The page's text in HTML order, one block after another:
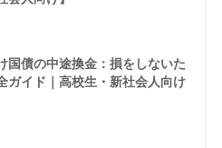
国債の中途換金：損をしないた
ガイド｜高校生・新社会人向け